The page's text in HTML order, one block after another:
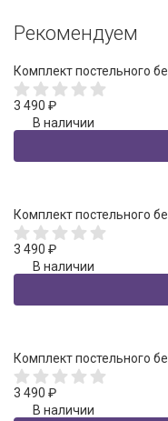
Рекомендуем
Комплект постельного
3 490 ₽
В наличии
Комплект постельного
3 490 ₽
В наличии
Комплект постельного
3 490 ₽
В наличии